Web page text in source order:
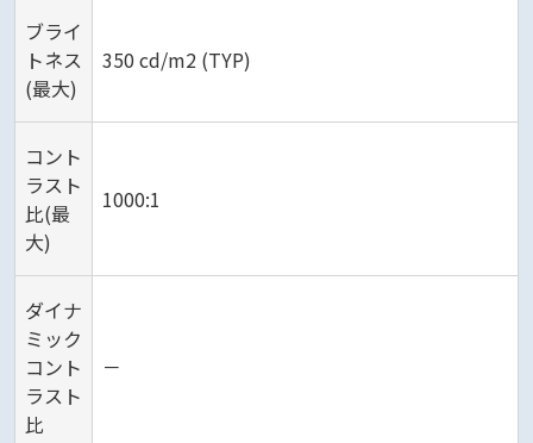
ブライ
トネス
(最大)
350 cd/m2 (TYP)
コント
ラスト
比(最
大)
1000:1
ダイナ
ミック
コント
ラスト
比
－